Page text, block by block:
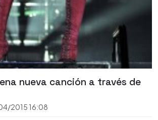
nueva canción a través de
2015 16:08